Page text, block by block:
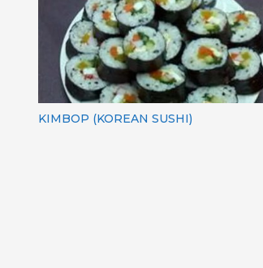
KIMBOP (KOREAN SUSHI)